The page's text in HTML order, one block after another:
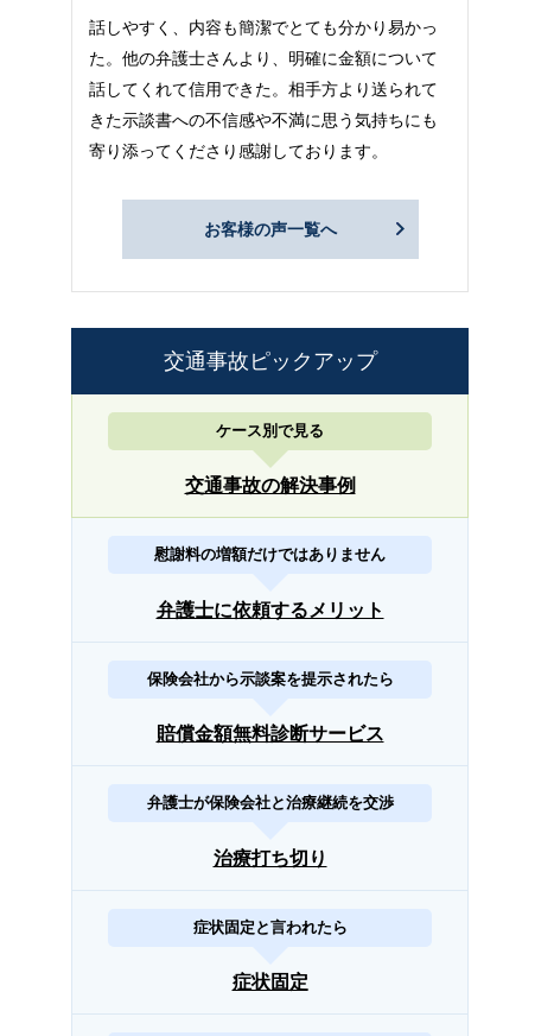
話しやすく、内容も簡潔でとても分かり易かっ
た。他の弁護士さんより、明確に金額について
話してくれて信用できた。相手方より送られて
きた示談書への不信感や不満に思う気持ちにも
寄り添ってくださり感謝しております。
お客様の声一覧へ
交通事故ピックアップ
ケース別で見る
交通事故の解決事例
慰謝料の増額だけではありません
弁護士に依頼するメリット
保険会社から示談案を提示されたら
賠償金額無料診断サービス
弁護士が保険会社と治療継続を交渉
治療打ち切り
症状固定と言われたら
症状固定